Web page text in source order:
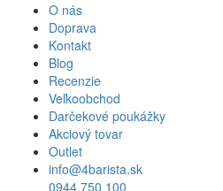
O nás
Doprava
Kontakt
Blog
Recenzie
Veľkoobchod
Darčekové poukážky
Akciový tovar
Outlet
info@4barista.sk
0944 750 100